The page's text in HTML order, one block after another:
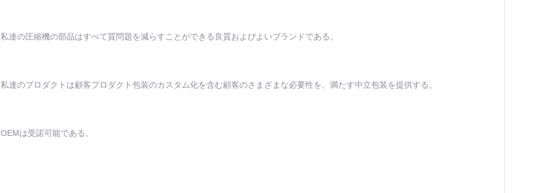
私達の圧縮機の部品はすべて質問題を減らすことができる良質およびよいブランドである。
私達のプロダクトは顧客プロダクト包装のカスタム化を含む顧客のさまざまな必要性を、満たす中立包装を提供する。
OEMは受諾可能である。